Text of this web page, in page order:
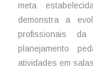
meta
demonstra a
profissionais
planejamento
atividades em